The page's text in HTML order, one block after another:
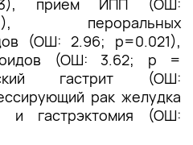
прием ИПП (ОШ:
пероральных
(ОШ: 2.96; р=0.021),
(ОШ: 3.62; р =
гастрит (ОШ:
рак желудка
гастрэктомия (ОШ: